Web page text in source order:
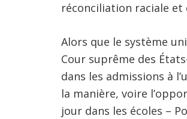
réconciliation raciale et
Alors que le système
Cour suprême des
dans les admissions à
la manière, voire
jour dans les écoles –